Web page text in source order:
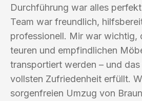
Durchführung war alles
Team war freundlich,
professionell. Mir war wichtig,
teuren und empfindlichen
transportiert werden – und
vollsten Zufriedenheit erfüllt.
sorgenfreien Umzug von